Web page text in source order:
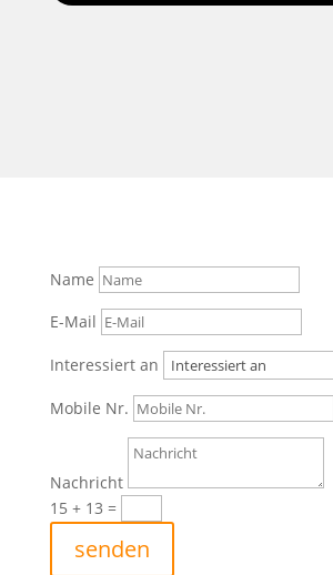
Name
E-Mail
Interessiert an
Mobile Nr.
Nachricht
15 + 13 =
senden